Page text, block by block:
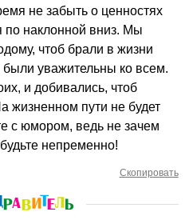
не забыть о ценностях
по наклонной вниз. Мы
чтоб брали в жизни
уважительны ко всем.
и добивались, чтоб
жизненном пути не будет
с юмором, ведь не зачем
непременно!
Скопировать